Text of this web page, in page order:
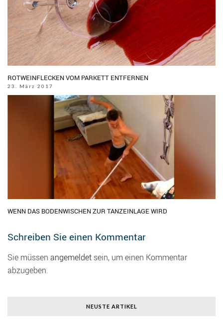
ROTWEINFLECKEN VOM PARKETT ENTFERNEN
23. März 2017
WENN DAS BODENWISCHEN ZUR TANZEINLAGE WIRD
Schreiben Sie einen Kommentar
Sie müssen angemeldet sein, um einen Kommentar
abzugeben.
NEUSTE ARTIKEL